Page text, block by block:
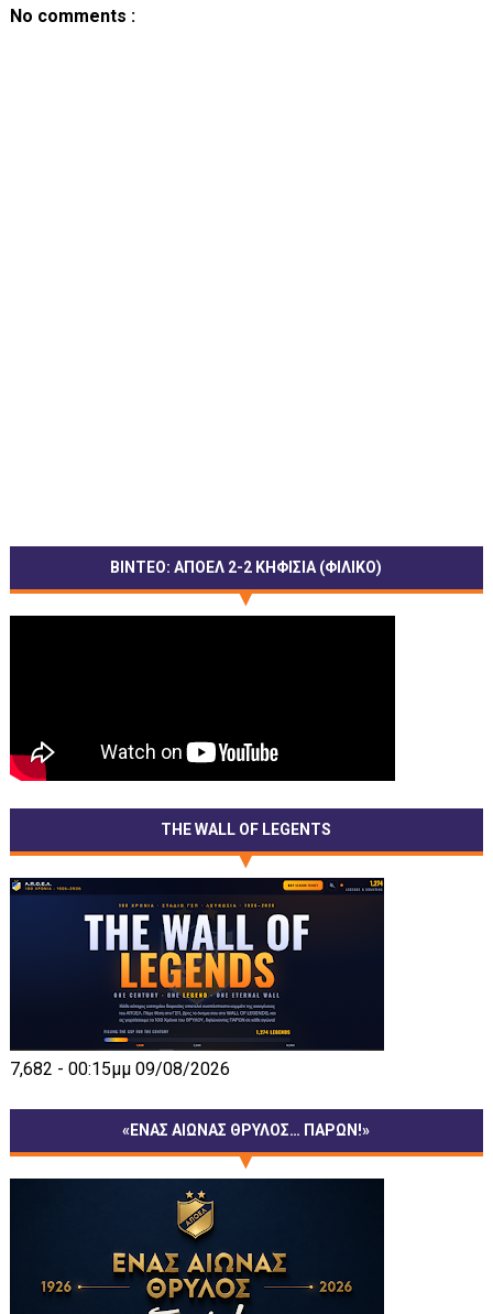
No comments :
ΒΙΝΤΕΟ: ΑΠΟΕΛ 2-2 ΚΗΦΙΣΙΑ (ΦΙΛΙΚΟ)
THE WALL OF LEGENTS
7,682 - 00:15μμ 09/08/2026
«ΕΝΑΣ ΑΙΩΝΑΣ ΘΡΥΛΟΣ… ΠΑΡΩΝ!»